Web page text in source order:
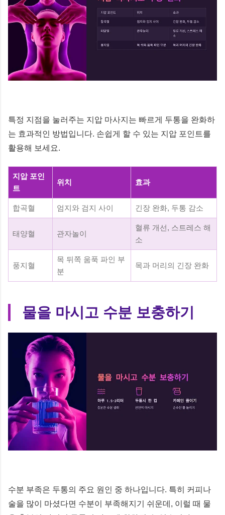
특정 지점을 눌러주는 지압 마사지는 빠르게 두통을 완화하
는 효과적인 방법입니다. 손쉽게 할 수 있는 지압 포인트를
활용해 보세요.
지압 포인
트
위치 효과
합곡혈 엄지와 검지 사이 긴장 완화, 두통 감소
태양혈 관자놀이
혈류 개선, 스트레스 해
소
풍지혈
목 뒤쪽 움푹 파인 부
분
목과 머리의 긴장 완화
물을 마시고 수분 보충하기
수분 부족은 두통의 주요 원인 중 하나입니다. 특히 커피나
술을 많이 마셨다면 수분이 부족해지기 쉬운데, 이럴 때 물